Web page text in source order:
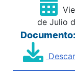
de Julio
Documento: